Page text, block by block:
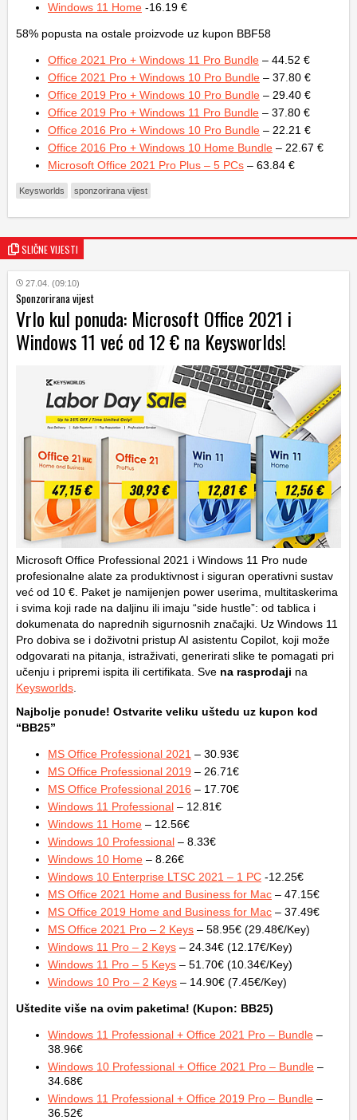
Windows 11 Home -16.19 €
58% popusta na ostale proizvode uz kupon BBF58
Office 2021 Pro + Windows 11 Pro Bundle – 44.52 €
Office 2021 Pro + Windows 10 Pro Bundle – 37.80 €
Office 2019 Pro + Windows 10 Pro Bundle – 29.40 €
Office 2019 Pro + Windows 11 Pro Bundle – 37.80 €
Office 2016 Pro + Windows 10 Pro Bundle – 22.21 €
Office 2016 Pro + Windows 10 Home Bundle – 22.67 €
Microsoft Office 2021 Pro Plus – 5 PCs – 63.84 €
Keysworlds sponzorirana vijest
SLIČNE VIJESTI
27.04. (09:10)
Sponzorirana vijest
Vrlo kul ponuda: Microsoft Office 2021 i
Windows 11 već od 12 € na Keysworlds!
Microsoft Office Professional 2021 i Windows 11 Pro nude
profesionalne alate za produktivnost i siguran operativni sustav
već od 10 €. Paket je namijenjen power userima, multitaskerima
i svima koji rade na daljinu ili imaju “side hustle”: od tablica i
dokumenata do naprednih sigurnosnih značajki. Uz Windows 11
Pro dobiva se i doživotni pristup AI asistentu Copilot, koji može
odgovarati na pitanja, istraživati, generirati slike te pomagati pri
učenju i pripremi ispita ili certifikata. Sve na rasprodaji na
Keysworlds
Najbolje ponude! Ostvarite veliku uštedu uz kupon kod
“BB25”
MS Office Professional 2021 – 30.93€
MS Office Professional 2019 – 26.71€
MS Office Professional 2016 – 17.70€
Windows 11 Professional – 12.81€
Windows 11 Home – 12.56€
Windows 10 Professional – 8.33€
Windows 10 Home – 8.26€
Windows 10 Enterprise LTSC 2021 – 1 PC -12.25€
MS Office 2021 Home and Business for Mac – 47.15€
MS Office 2019 Home and Business for Mac – 37.49€
MS Office 2021 Pro – 2 Keys – 58.95€ (29.48€/Key)
Windows 11 Pro – 2 Keys – 24.34€ (12.17€/Key)
Windows 11 Pro – 5 Keys – 51.70€ (10.34€/Key)
Windows 10 Pro – 2 Keys – 14.90€ (7.45€/Key)
Uštedite više na ovim paketima! (Kupon: BB25)
Windows 11 Professional + Office 2021 Pro – Bundle –
38.96€
Windows 10 Professional + Office 2021 Pro – Bundle –
34.68€
Windows 11 Professional + Office 2019 Pro – Bundle –
36.52€